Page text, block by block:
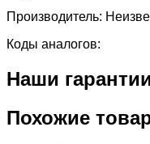
Производитель:
Коды аналогов:
Наши
Похожие